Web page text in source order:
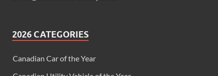
2026 CATEGORIES
Canadian Car of the Year